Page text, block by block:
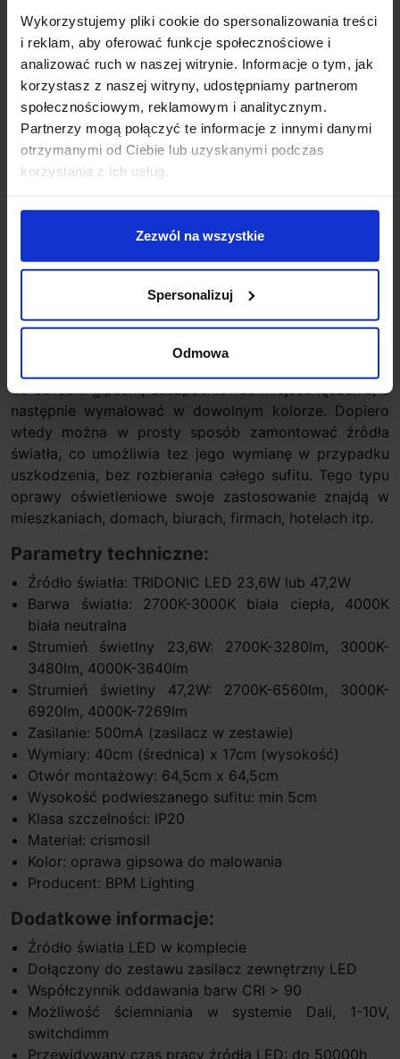
Wykorzystujemy pliki cookie do spersonalizowania treści
i reklam, aby oferować funkcje społecznościowe i
analizować ruch w naszej witrynie. Informacje o tym, jak
korzystasz z naszej witryny, udostępniamy partnerom
społecznościowym, reklamowym i analitycznym.
Partnerzy mogą połączyć te informacje z innymi danymi
otrzymanymi od Ciebie lub uzyskanymi podczas
korzystania z ich usług.
Zezwól na wszystkie
Spersonalizuj
Odmowa
Opis
BPM Volcano 10049hiszpańskiej firmy BPM
Lighting to wyjątkowo ciekawa propozycja oświetlenia
ze zintegrowanym źródłem światła LED. Oświetlenie to
wykorzystujące formy organiczne, podkreślając
nadając wnętrzu wytwornej atmosfery. Oprawa ta
wykonana jest z Crismosilu, czyli specjalnej mieszanki
gipsu, żywicy, akrylu i włókna szklanego. Montaż tej
otworu w płycie z karton-gipsu, przymocowaniu jej do
konstrukcji sufitu poprzez przykręcenie jej do
zamocowanych wcześniej kątownikow ze stali. Całość
do obróbki gipsem, zaszpachlować miejsca łączenia, a
następnie wymalować w dowolnym kolorze. Dopiero
wtedy można w prosty sposób zamontować źródła
światła, co umożliwia tez jego wymianę w przypadku
uszkodzenia, bez rozbierania całego sufitu. Tego typu
oprawy oświetleniowe swoje zastosowanie znajdą w
mieszkaniach, domach, biurach, firmach, hotelach itp.
Parametry techniczne:
Źródło światła: TRIDONIC LED 23,6W lub 47,2W
Barwa światła: 2700K-3000K biała ciepła, 4000K
biała neutralna
Strumień świetlny 23,6W: 2700K-3280lm, 3000K-
3480lm, 4000K-3640lm
Strumień świetlny 47,2W: 2700K-6560lm, 3000K-
6920lm, 4000K-7269lm
Zasilanie: 500mA (zasilacz w zestawie)
Wymiary: 40cm (średnica) x 17cm (wysokość)
Otwór montażowy: 64,5cm x 64,5cm
Wysokość podwieszanego sufitu: min 5cm
Klasa szczelności: IP20
Materiał: crismosil
Kolor: oprawa gipsowa do malowania
Producent: BPM Lighting
Dodatkowe informacje:
Źródło światła LED w komplecie
Dołączony do zestawu zasilacz zewnętrzny LED
Współczynnik oddawania barw CRI > 90
Możliwość ściemniania w systemie Dali, 1-10V,
switchdimm
Przewidywany czas pracy źródła LED: do 50000h